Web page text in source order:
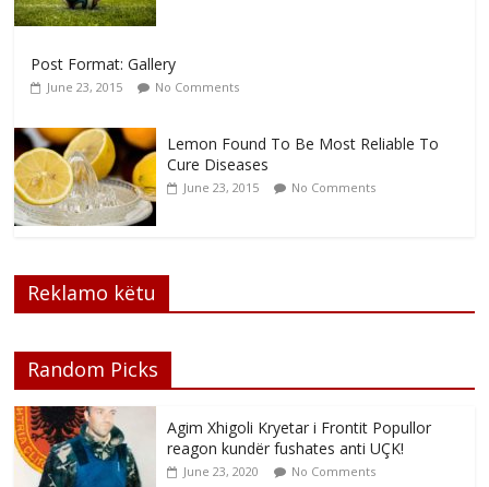
Post Format: Gallery
June 23, 2015 No Comments
Lemon Found To Be Most Reliable To
Cure Diseases
June 23, 2015 No Comments
Reklamo këtu
Random Picks
Agim Xhigoli Kryetar i Frontit Popullor
reagon kundër fushates anti UÇK!
June 23, 2020 No Comments